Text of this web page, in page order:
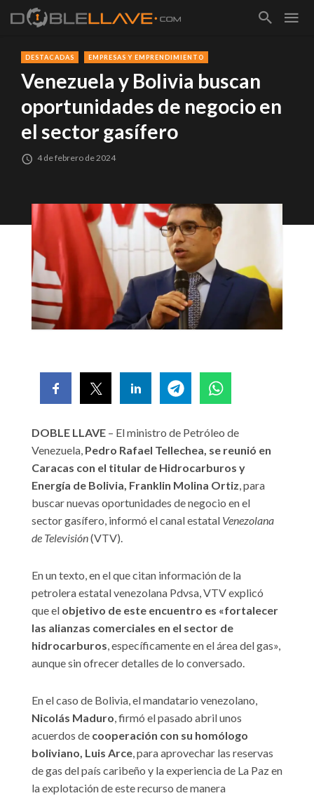
DESTACADAS EMPRESAS Y EMPRENDIMIENTO
Venezuela y Bolivia buscan
oportunidades de negocio en
el sector gasífero
4 de febrero de 2024
DOBLE LLAVE – El ministro de Petróleo de
Venezuela, Pedro Rafael Tellechea, se reunió en
Caracas con el titular de Hidrocarburos y
Energía de Bolivia, Franklin Molina Ortiz, para
buscar nuevas oportunidades de negocio en el
sector gasífero, informó el canal estatal Venezolana
de Televisión(VTV).
En un texto, en el que citan información de la
petrolera estatal venezolana Pdvsa, VTV explicó
que el objetivo de este encuentro es «fortalecer
las alianzas comerciales en el sector de
hidrocarburos, específicamente en el área del gas»,
aunque sin ofrecer detalles de lo conversado.
En el caso de Bolivia, el mandatario venezolano,
Nicolás Maduro, firmó el pasado abril unos
acuerdos de cooperación con su homólogo
boliviano, Luis Arce, para aprovechar las reservas
de gas del país caribeño y la experiencia de La Paz en
la explotación de este recurso de manera